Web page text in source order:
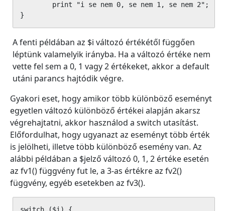
        print "i se nem 0, se nem 1, se nem 2";
}
A fenti példában az $i változó értékétől függően
léptünk valamelyik irányba. Ha a változó értéke nem
vette fel sem a 0, 1 vagy 2 értékeket, akkor a default
utáni parancs hajtódik végre.
Gyakori eset, hogy amikor több különböző eseményt
egyetlen változó különböző értékei alapján akarsz
végrehajtatni, akkor használod a switch utasítást.
Előfordulhat, hogy ugyanazt az eseményt több érték
is jelölheti, illetve több különböző esemény van. Az
alábbi példában a $jelző változó 0, 1, 2 értéke esetén
az fv1() függvény fut le, a 3-as értékre az fv2()
függvény, egyéb esetekben az fv3().